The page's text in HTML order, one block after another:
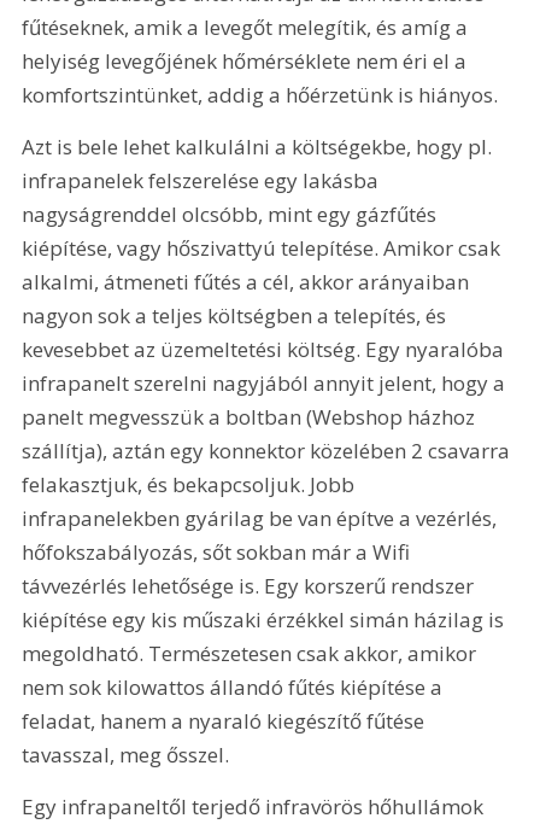
fűtéseknek, amik a levegőt melegítik, és amíg a
helyiség levegőjének hőmérséklete nem éri el a
komfortszintünket, addig a hőérzetünk is hiányos.
Azt is bele lehet kalkulálni a költségekbe, hogy pl.
infrapanelek felszerelése egy lakásba
nagyságrenddel olcsóbb, mint egy gázfűtés
kiépítése, vagy hőszivattyú telepítése. Amikor csak
alkalmi, átmeneti fűtés a cél, akkor arányaiban
nagyon sok a teljes költségben a telepítés, és
kevesebbet az üzemeltetési költség. Egy nyaralóba
infrapanelt szerelni nagyjából annyit jelent, hogy a
panelt megvesszük a boltban (Webshop házhoz
szállítja), aztán egy konnektor közelében 2 csavarra
felakasztjuk, és bekapcsoljuk. Jobb
infrapanelekben gyárilag be van építve a vezérlés,
hőfokszabályozás, sőt sokban már a Wifi
távvezérlés lehetősége is. Egy korszerű rendszer
kiépítése egy kis műszaki érzékkel simán házilag is
megoldható. Természetesen csak akkor, amikor
nem sok kilowattos állandó fűtés kiépítése a
feladat, hanem a nyaraló kiegészítő fűtése
tavasszal, meg ősszel.
Egy infrapaneltől terjedő infravörös hőhullámok